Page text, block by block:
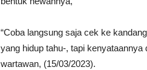
“Coba langsung saja cek ke
yang hidup tahu-, tapi
wartawan, (15/03/2023).